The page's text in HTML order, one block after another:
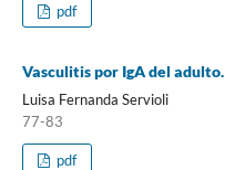
pdf
Vasculitis por IgA del
Luisa Fernanda Servioli
77-83
pdf